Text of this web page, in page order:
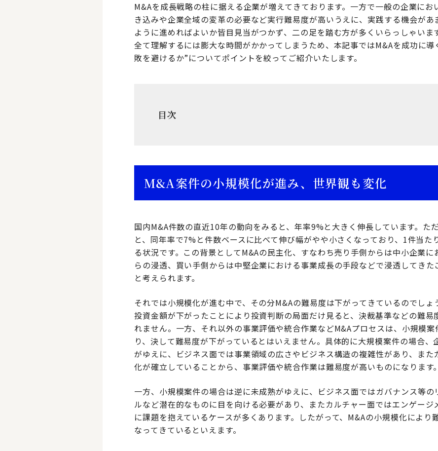
M&Aを成長戦略の柱に据える企業が増えてきております。一方で一般の企業にお
き込みや企業全域の変革の必要など実行難易度が高いうえに、実践する機会があ
ように進めればよいか皆目見当がつかず、二の足を踏む方が多くいらっしゃいま
全て理解するには膨大な時間がかかってしまうため、本記事ではM&Aを成功に
敗を避けるか”についてポイントを絞ってご紹介いたします。
目次
M&A案件の小規模化が進み、世界観も変化
国内M&A件数の直近10年の動向をみると、年率9%と大きく伸長しています。た
と、同年率で7%と件数ベースに比べて伸び幅がやや小さくなっており、1件当た
る状況です。この背景としてM&Aの民主化、すなわち売り手側からは中小企業
らの浸透、買い手側からは中堅企業における事業成長の手段などで浸透してきた
と考えられます。
それでは小規模化が進む中で、その分M&Aの難易度は下がってきているのでしょ
投資金額が下がったことにより投資判断の局面だけ見ると、決裁基準などの難易
れません。一方、それ以外の事業評価や統合作業などM&Aプロセスは、小規模
り、決して難易度が下がっているとはいえません。具体的に大規模案件の場合、
がゆえに、ビジネス面では事業領域の広さやビジネス構造の複雑性があり、また
化が確立していることから、事業評価や統合作業は難易度が高いものになります。
一方、小規模案件の場合は逆に未成熟がゆえに、ビジネス面ではガバナンス等の
ルなど潜在的なものに目を向ける必要があり、またカルチャー面ではエンゲージ
に課題を抱えているケースが多くあります。したがって、M&Aの小規模化により
なってきているといえます。